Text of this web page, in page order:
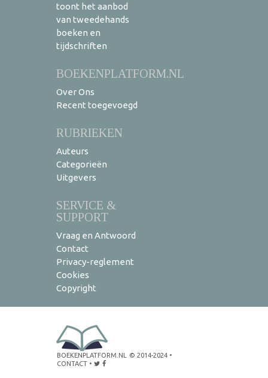
toont het aanbod
van tweedehands
boeken en
tijdschriften
BOEKENPLATFORM.NL
Over Ons
Recent toegevoegd
RUBRIEKEN
Auteurs
Categorieën
Uitgevers
SERVICE &
SUPPORT
Vraag en Antwoord
Contact
Privacy-reglement
Cookies
Copyright
BOEKENPLATFORM.NL © 2014-2024 •
CONTACT •